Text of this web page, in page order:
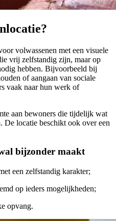
volwassenen met een visuele
vrij zelfstandig zijn, maar op
hebben. Bijvoorbeeld bij
of aangaan van sociale
vaak naar hun werk of
aan bewoners die tijdelijk wat
De locatie beschikt ook over een
bijzonder maakt
een zelfstandig karakter;
op ieders mogelijkheden;
opvang.